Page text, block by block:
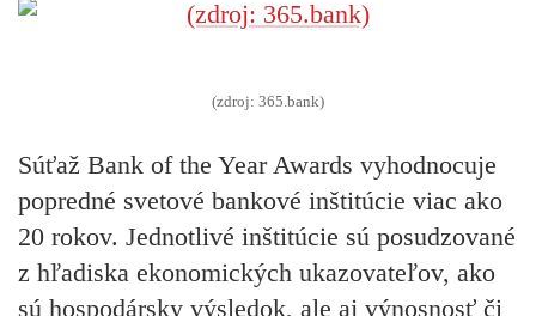
(zdroj: 365.bank)
Súťaž Bank of the Year Awards vyhodnocuje
popredné svetové bankové inštitúcie viac ako
20 rokov. Jednotlivé inštitúcie sú posudzované
z hľadiska ekonomických ukazovateľov, ako
sú hospodársky výsledok, ale aj výnosnosť či